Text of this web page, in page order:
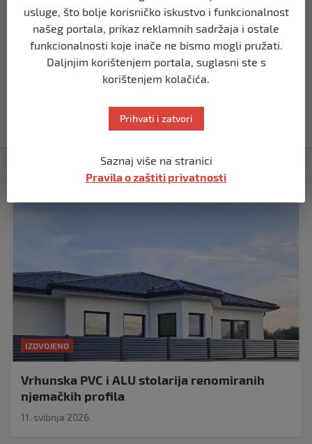
JAVNOG LINČA
prije 1 mjesec
USK
OBILJEŽENE 34 GODINE OD PROGONA
MJEŠTANA I 31 GODINA OD
prije 2 mjeseca
IZDVOJENO
Vrhunska PVC i ALU stolarija renomiranih
njemačkih profila
11. svibnja 2026.
usluge, što bolje korisničko iskustvo i funkcionalnost
našeg portala, prikaz reklamnih sadržaja i ostale
funkcionalnosti koje inače ne bismo mogli pružati.
Daljnjim korištenjem portala, suglasni ste s
korištenjem kolačića.
Prihvati i zatvori
Saznaj više na stranici
Pravila o zaštiti privatnosti